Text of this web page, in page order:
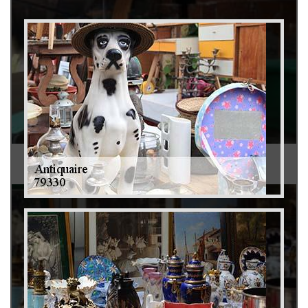
Débarras de grenier et cave 79